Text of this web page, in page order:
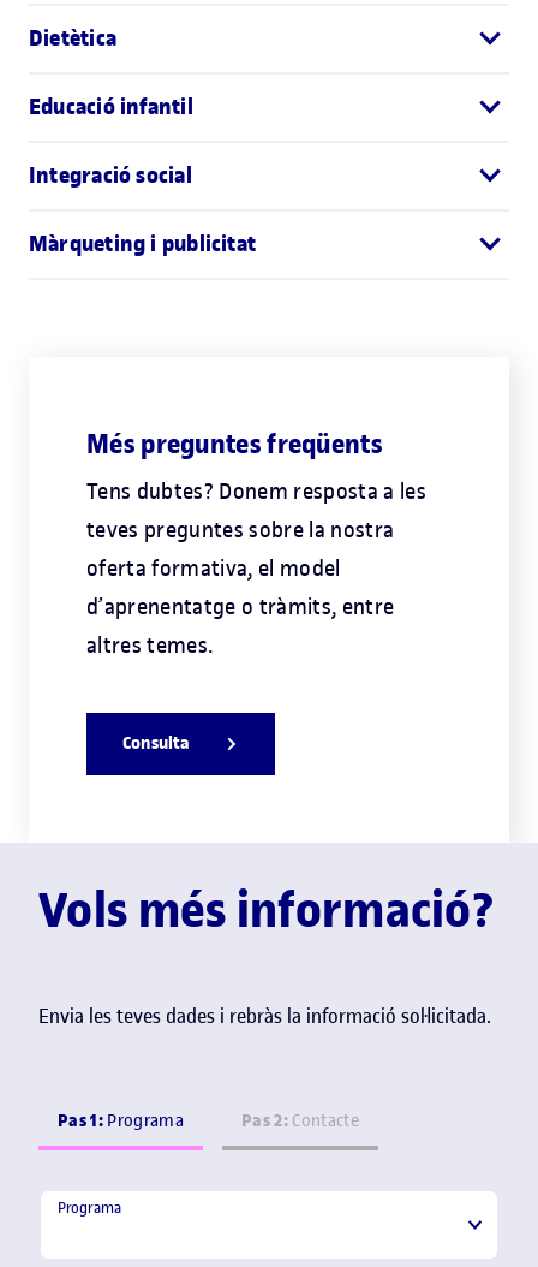
Dietètica
Educació infantil
Integració social
Màrqueting i publicitat
Més preguntes freqüents
Tens dubtes? Donem resposta a les
teves preguntes sobre la nostra
oferta formativa, el model
d’aprenentatge o tràmits, entre
altres temes.
Consulta
Vols més informació?
Envia les teves dades i rebràs la informació sol·licitada.
Pas 1:Programa Pas 2:Contacte
Programa
Programa